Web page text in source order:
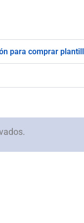
para comprar